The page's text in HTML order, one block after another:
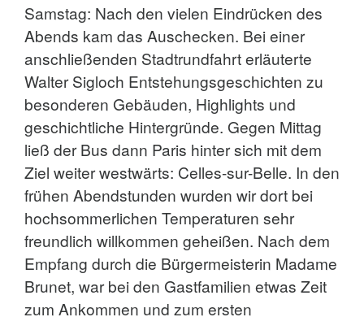
Samstag: Nach den vielen Eindrücken des
Abends kam das Auschecken. Bei einer
anschließenden Stadtrundfahrt erläuterte
Walter Sigloch Entstehungsgeschichten zu
besonderen Gebäuden, Highlights und
geschichtliche Hintergründe. Gegen Mittag
ließ der Bus dann Paris hinter sich mit dem
Ziel weiter westwärts: Celles-sur-Belle. In den
frühen Abendstunden wurden wir dort bei
hochsommerlichen Temperaturen sehr
freundlich willkommen geheißen. Nach dem
Empfang durch die Bürgermeisterin Madame
Brunet, war bei den Gastfamilien etwas Zeit
zum Ankommen und zum ersten